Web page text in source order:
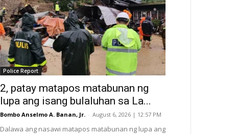
Police Report
2, patay matapos matabunan ng
lupa ang isang bulaluhan sa La...
Bombo Anselmo A. Banan, Jr. - August 6, 2026 | 12:57 PM
Dalawa ang nasawi matapos matabunan ng lupa ang